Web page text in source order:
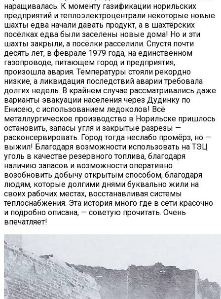
наращивалась. К моменту газификации норильских
предприятий и теплоэлектроцентрали некоторые новые
шахты едва начали давать продукт, а в шахтёрских
посёлках едва были заселены новые дома! Но и эти
шахты закрыли, а посёлки расселили. Спустя почти
десять лет, в феврале 1979 года, на единственном
газопроводе, питающем город и предприятия,
произошла авария. Температуры стояли рекордно
низкие, а ликвидация последствий аварии требовала
долгих недель. В крайнем случае рассматривались даже
варианты эвакуации населения через Дудинку по
Енисею, с использованием ледоколов! Всё
металлургическое производство в Норильске пришлось
остановить, запасы угля и закрытые разрезы —
расконсервировать. Город тогда неслабо промёрз, но —
выжил! Благодаря возможности использовать на ТЭЦ
уголь в качестве резервного топлива, благодаря
наличию запасов и возможности оперативно
возобновить добычу открытым способом, благодаря
людям, которые долгими днями буквально жили на
своих рабочих местах, восстанавливая системы
теплоснабжения. Эта история много где в сети красочно
и подробно описана, — советую прочитать. Очень
впечатляет!